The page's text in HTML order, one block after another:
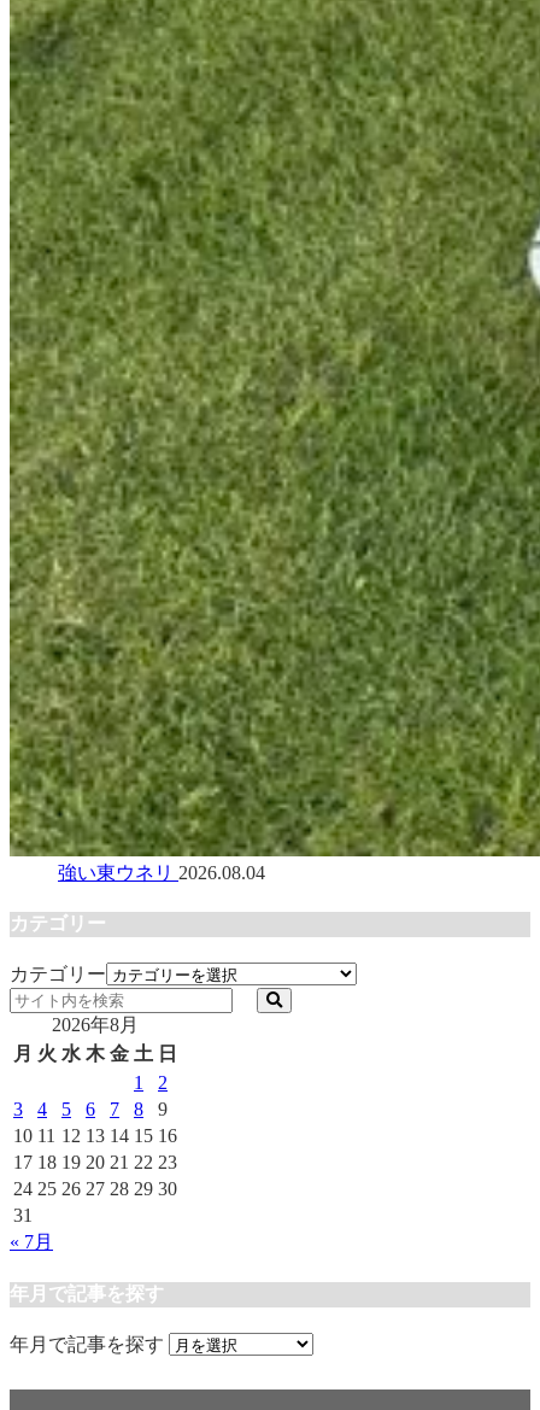
強い東ウネリ 2026.08.04
カテゴリー
カテゴリー
2026年8月
月 火 水 木 金 土 日
1
2
3
4 5 6 7 8
9
10 11 12 13 14 15 16
17 18 19 20 21 22 23
24 25 26 27 28 29 30
31
« 7月
年月で記事を探す
年月で記事を探す